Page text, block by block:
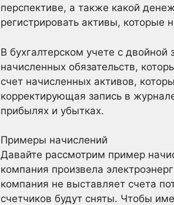
перспективе, а также какой
регистрировать активы, которые
В бухгалтерском учете с
начисленных обязательств,
счет начисленных активов,
корректирующая запись в
прибылях и убытках.
Примеры начислений
Давайте рассмотрим пример
компания произвела
компания не выставляет счета
счетчиков будут сняты. Чтобы